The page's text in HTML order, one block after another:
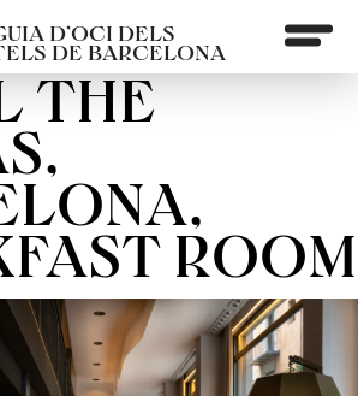
D’OCI DELS
DE BARCELONA
THE
ROOM